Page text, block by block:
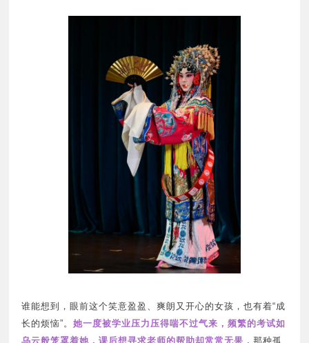
谁能想到，眼前这个笑意盈盈、爽朗又开心的女孩，也有着“成
长的烦恼”。 她一度被学业压力压得喘不过气来，频繁的考试如
乌云般笼罩着她，课后想寻求老师的帮助却常常无果， 那种孤